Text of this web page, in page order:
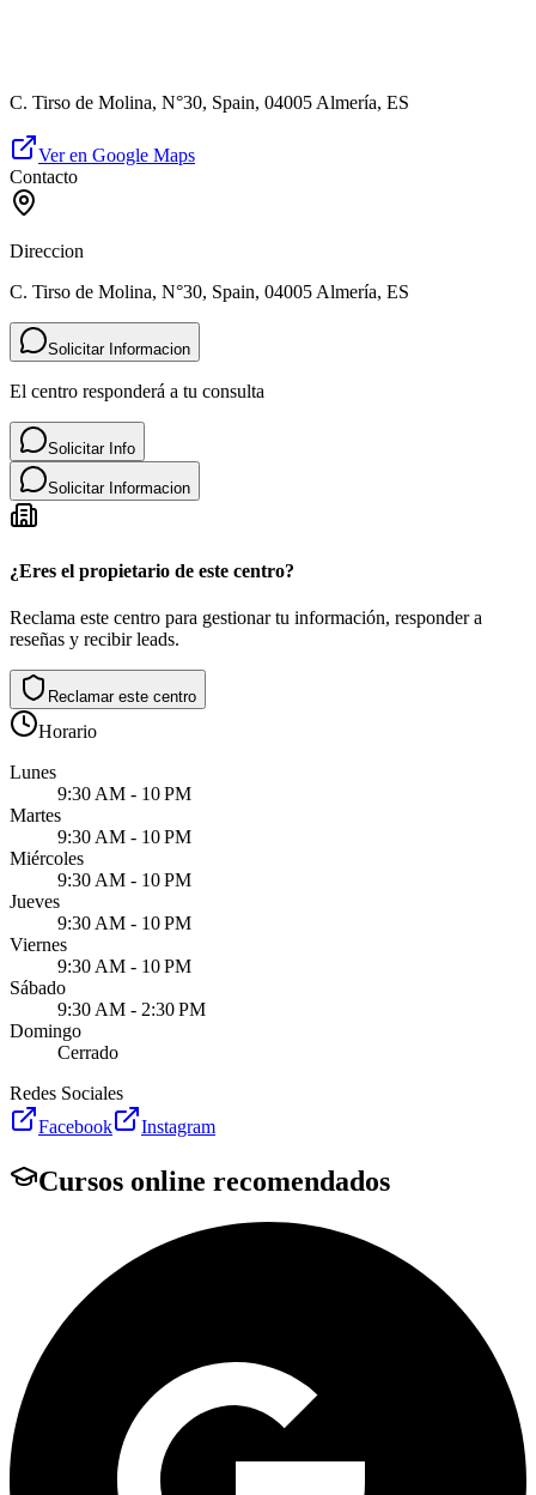
C. Tirso de Molina, N°30, Spain, 04005 Almería, ES
Ver en Google Maps
Contacto
Direccion
C. Tirso de Molina, N°30, Spain, 04005 Almería, ES
Solicitar Informacion
El centro responderá a tu consulta
Solicitar Info
Solicitar Informacion
¿Eres el propietario de este centro?
Reclama este centro para gestionar tu información, responder a
reseñas y recibir leads.
Reclamar este centro
Horario
Lunes
9:30 AM - 10 PM
Martes
9:30 AM - 10 PM
Miércoles
9:30 AM - 10 PM
Jueves
9:30 AM - 10 PM
Viernes
9:30 AM - 10 PM
Sábado
9:30 AM - 2:30 PM
Domingo
Cerrado
Redes Sociales
Facebook
Instagram
Cursos online recomendados